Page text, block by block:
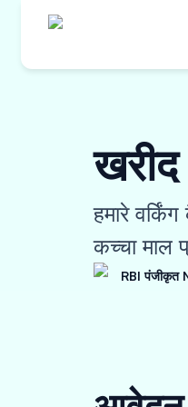
खरीद
हमारे
कच्चा माल
RBI पंजीकृत